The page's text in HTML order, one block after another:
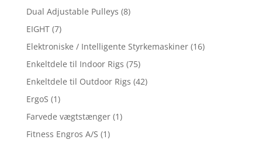
Dual Adjustable Pulleys (8)
EIGHT (7)
Elektroniske / Intelligente Styrkemaskiner (16)
Enkeltdele til Indoor Rigs (75)
Enkeltdele til Outdoor Rigs (42)
ErgoS (1)
Farvede vægtstænger (1)
Fitness Engros A/S (1)